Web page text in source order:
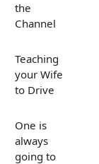
the
Channel
Teaching
your Wife
to Drive
One is
always
going to